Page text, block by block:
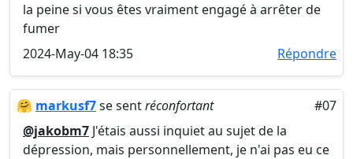
la peine si vous êtes vraiment engagé à arrêter de
fumer
2024-May-04 18:35
Répondre
🤗 markusf7se sentréconfortant
#07
@jakobm7 J'étais aussi inquiet au sujet de la
dépression, mais personnellement, je n'ai pas eu ce